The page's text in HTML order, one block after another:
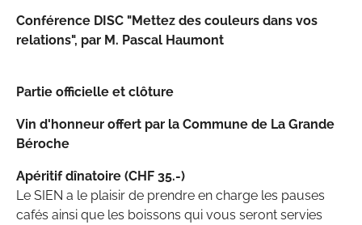
Conférence DISC "Mettez des couleurs dans vos
relations", par M. Pascal Haumont
Partie officielle et clôture
Vin d'honneur offert par la Commune de La Grande
Béroche
Apéritif dînatoire (CHF 35.-)
Le SIEN a le plaisir de prendre en charge les pauses
cafés ainsi que les boissons qui vous seront servies